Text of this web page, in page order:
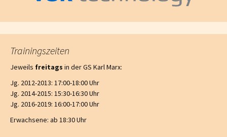
Trainingszeiten
Jeweils freitags in der GS Karl Marx:
Jg. 2012-2013: 17:00-18:00 Uhr
Jg. 2014-2015: 15:30-16:30 Uhr
Jg. 2016-2019: 16:00-17:00 Uhr
Erwachsene: ab 18:30 Uhr